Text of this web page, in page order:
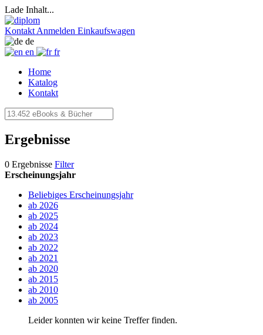
Lade Inhalt...
Kontakt Anmelden Einkaufswagen
de
en
fr
Home
Katalog
Kontakt
Ergebnisse
0 Ergebnisse Filter
Erscheinungsjahr
Beliebiges Erscheinungsjahr
ab 2026
ab 2025
ab 2024
ab 2023
ab 2022
ab 2021
ab 2020
ab 2015
ab 2010
ab 2005
Leider konnten wir keine Treffer finden.